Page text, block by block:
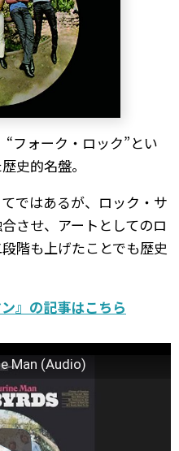
フォーク・ロック”とい
史的名盤。
ではあるが、ロック・サ
させ、アートとしてのロ
階も上げたことでも歴史
』の記事はこちら
Man (Audio)